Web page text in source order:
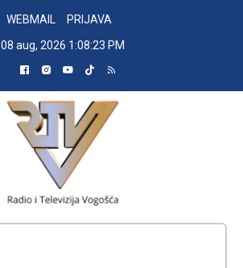
WEBMAIL
PRIJAVA
08 aug, 2026 1:08:24 PM